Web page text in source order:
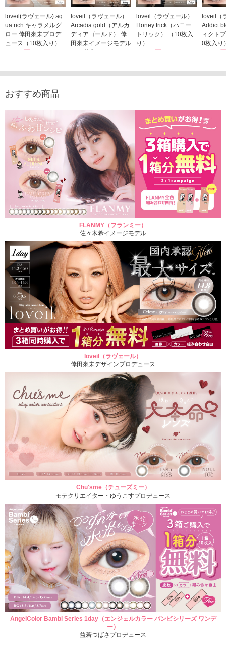
loveil(ラヴェール) aq
ua rich キャラメルグ
ロー 倖田來未プロデ
ュース（10枚入り）
loveil（ラヴェール）
Arcadia gold（アルカ
ディアゴールド） 倖
田來未イメージモデル
loveil（ラヴェール）
Honey trick（ハニー
トリック） （10枚入
り）
loveil（
Addict
ィクト
0枚入り
おすすめ商品
FLANMY（フランミー）
佐々木希イメージモデル
loveil（ラヴェール）
倖田來未デザインプロデュース
Chu'sme（チューズミー）
モテクリエイター・ゆうこすプロデュース
AngelColor Bambi Series 1day（エンジェルカラー バンビシリーズ ワンデ
ー）
益若つばさプロデュース